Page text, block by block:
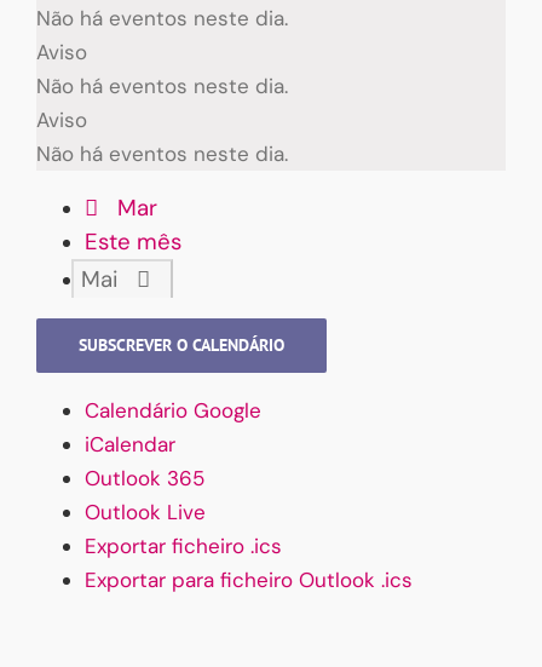
Não há eventos neste dia.
Aviso
Não há eventos neste dia.
Aviso
Não há eventos neste dia.
Mar
Este mês
Mai
SUBSCREVER O CALENDÁRIO
Calendário Google
iCalendar
Outlook 365
Outlook Live
Exportar ficheiro .ics
Exportar para ficheiro Outlook .ics